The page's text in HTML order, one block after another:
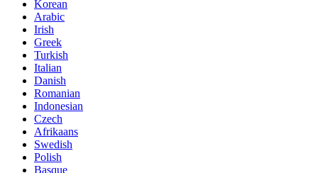
Korean
Arabic
Irish
Greek
Turkish
Italian
Danish
Romanian
Indonesian
Czech
Afrikaans
Swedish
Polish
Basque